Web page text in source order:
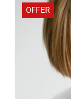
OFFER